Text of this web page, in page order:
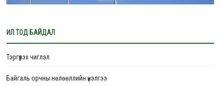
ИЛ ТОД БАЙДАЛ
Тэргүүлэх чиглэл
Байгаль орчны нөлөөллийн үнэлгээ